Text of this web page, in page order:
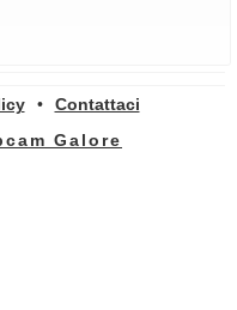
•
Contattaci
Galore